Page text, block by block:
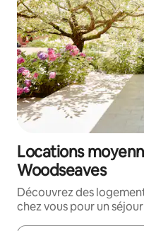
Locations
Woodseaves
Découvrez des
chez vous pour un